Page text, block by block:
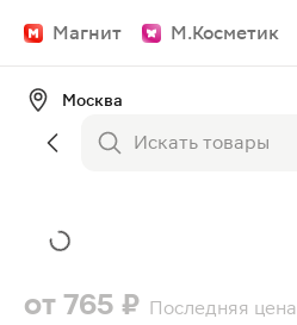
Магнит М.Косметик
Москва
от 765 ₽ Последняя цена